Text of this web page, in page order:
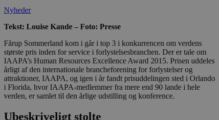
Nyheder
Tekst: Louise Kande – Foto: Presse
Fårup Sommerland kom i går i top 3 i konkurrencen om verdens
største pris inden for service i forlystelsesbranchen. Der er tale om
IAAPA’s Human Resources Excellence Award 2015. Prisen uddeles
årligt af den internationale brancheforening for forlystelser og
attraktioner, IAAPA, og igen i år fandt prisuddelingen sted i Orlando
i Florida, hvor IAAPA-medlemmer fra mere end 90 lande i hele
verden, er samlet til den årlige udstilling og konference.
Ubeskriveligt stolte